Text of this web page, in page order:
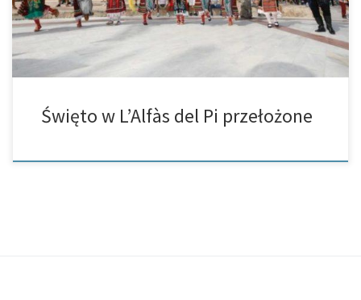
Święto w L’Alfàs del Pi przełożone